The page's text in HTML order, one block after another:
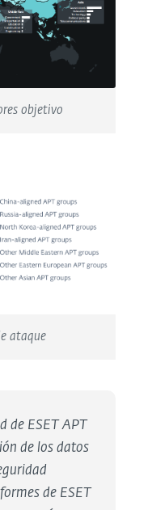
objetivo
ataque
de ESET APT
de los datos
de ESET